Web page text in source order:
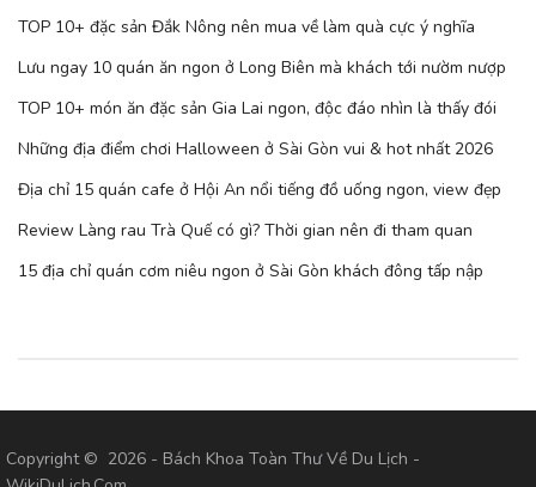
TOP 10+ đặc sản Đắk Nông nên mua về làm quà cực ý nghĩa
Lưu ngay 10 quán ăn ngon ở Long Biên mà khách tới nườm nượp
TOP 10+ món ăn đặc sản Gia Lai ngon, độc đáo nhìn là thấy đói
Những địa điểm chơi Halloween ở Sài Gòn vui & hot nhất 2026
Địa chỉ 15 quán cafe ở Hội An nổi tiếng đồ uống ngon, view đẹp
Review Làng rau Trà Quế có gì? Thời gian nên đi tham quan
15 địa chỉ quán cơm niêu ngon ở Sài Gòn khách đông tấp nập
Copyright © 2026 - Bách Khoa Toàn Thư Về Du Lịch -